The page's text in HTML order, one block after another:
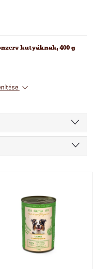
kutyáknak, 400 g